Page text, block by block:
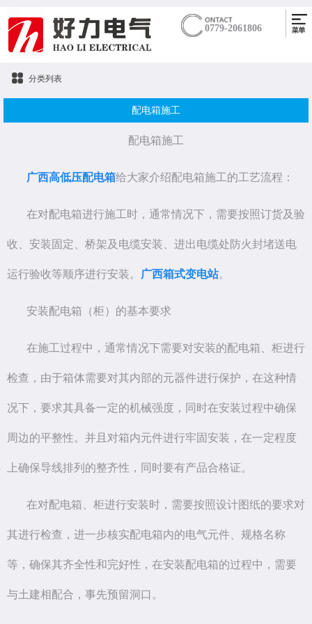
0779-2061806
分类列表
配电箱施工
配电箱施工
广西高低压配电箱给大家介绍配电箱施工的工艺流程：
在对配电箱进行施工时，通常情况下，需要按照订货及验
收、安装固定、桥架及电缆安装、进出电缆处防火封堵送电
运行验收等顺序进行安装。 广西箱式变电站。
安装配电箱（柜）的基本要求
在施工过程中，通常情况下需要对安装的配电箱、柜进行
检查，由于箱体需要对其内部的元器件进行保护，在这种情
况下，要求其具备一定的机械强度，同时在安装过程中确保
周边的平整性。并且对箱内元件进行牢固安装，在一定程度
上确保导线排列的整齐性，同时要有产品合格证。
在对配电箱、柜进行安装时，需要按照设计图纸的要求对
其进行检查，进一步核实配电箱内的电气元件、规格名称
等，确保其齐全性和完好性，在安装配电箱的过程中，需要
与土建相配合，事先预留洞口。